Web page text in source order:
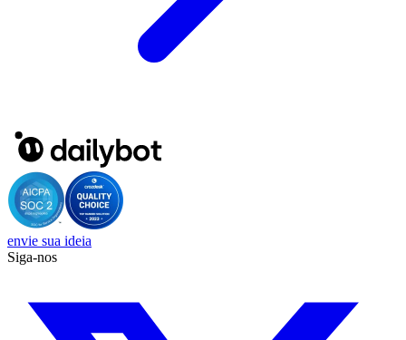
envie sua ideia
Siga-nos